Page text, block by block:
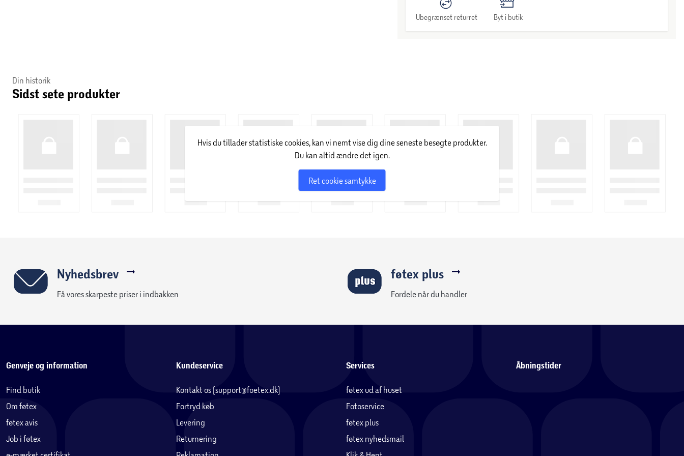
Ubegrænset returret Byt i butik
Din historik
Sidst sete produkter
Hvis du tillader statistiske cookies, kan vi nemt vise dig dine seneste besøgte produkter.
Du kan altid ændre det igen.
Ret cookie samtykke
Nyhedsbrev
Få vores skarpeste priser i indbakken
føtex plus
Fordele når du handler
Genveje og information
Find butik
Om føtex
føtex avis
Job i føtex
Kundeservice
Kontakt os (support@foetex.dk)
Fortryd køb
Levering
Returnering
Services
føtex ud af huset
Fotoservice
føtex plus
føtex nyhedsmail
Åbningstider